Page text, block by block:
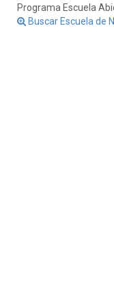
Programa Escuela
Buscar Escuela de